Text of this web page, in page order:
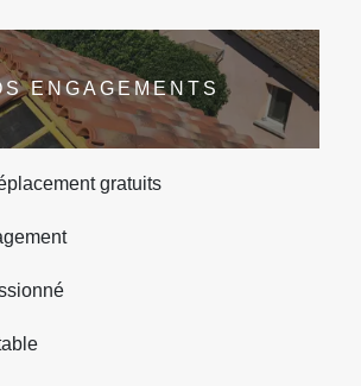
ENGAGEMENTS
gratuits